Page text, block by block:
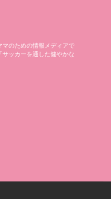
のための情報メディアで
ッカーを通した健やかな